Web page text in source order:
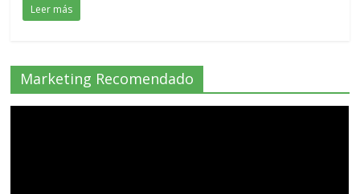
Leer más
Marketing Recomendado